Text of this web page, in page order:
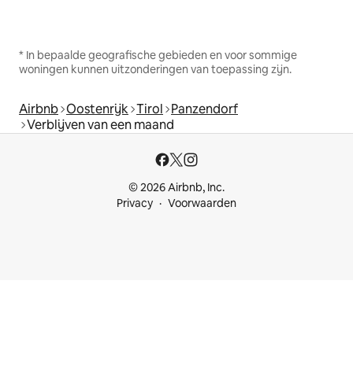
* In bepaalde geografische gebieden en voor sommige
woningen kunnen uitzonderingen van toepassing zijn.
Airbnb Oostenrijk Tirol Panzendorf
Verblijven van een maand
© 2026 Airbnb, Inc.
Privacy
Voorwaarden